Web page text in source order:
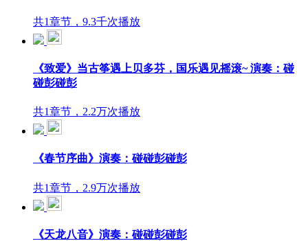
共1章节，9.3千次播放
《致爱》当古筝遇上贝多芬，国乐遇见摇滚~ 演奏：碰
碰彭碰彭
共1章节，2.2万次播放
《春节序曲》演奏：碰碰彭碰彭
共1章节，2.9万次播放
《天龙八音》演奏：碰碰彭碰彭